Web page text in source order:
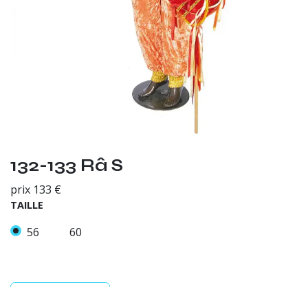
132-133 Râ S
prix 133 €
TAILLE
56 60